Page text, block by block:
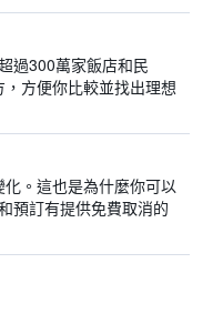
過300萬家飯店和民
方便你比較並找出理想
。這也是為什麼你可以
預訂有提供免費取消的